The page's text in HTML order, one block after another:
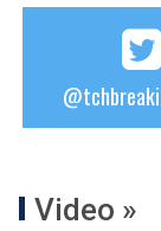
Video »